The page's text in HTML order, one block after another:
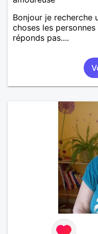
Bonjour je recherche
choses les
réponds pas....